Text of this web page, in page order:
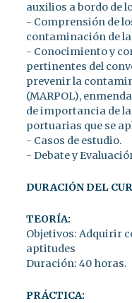
auxilios a bordo de
- Comprensión de
contaminación de
- Conocimiento y
pertinentes del
prevenir la
(MARPOL),
de importancia de
portuarias que se
- Casos de estudio.
- Debate y
DURACIÓN DEL
TEORÍA:
Objetivos: Adquirir
aptitudes
Duración: 40 horas.
PRÁCTICA: